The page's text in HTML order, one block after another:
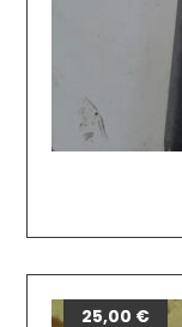
25,00 €